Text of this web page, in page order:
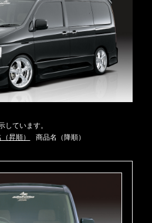
しています。
昇順） 商品名（降順）